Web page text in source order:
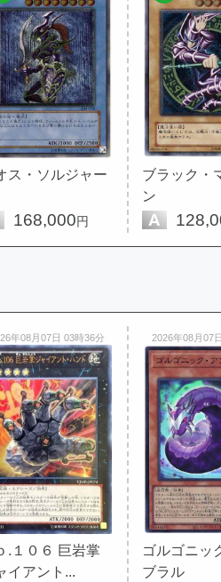
ス・ソルジャー
168,000円
ブラック・
ン
A
年08月07日 03時36分
.１０６ 巨岩掌
イアント...
2026年08月07
ゴルゴニッ
ブラル